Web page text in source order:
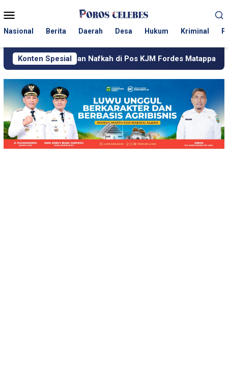
ke
Mobile
Nasional Berita Daerah Desa Hukum Kriminal
Konten Spesial
Nafkah di Pos KJM Fordes Matappa PT MDA